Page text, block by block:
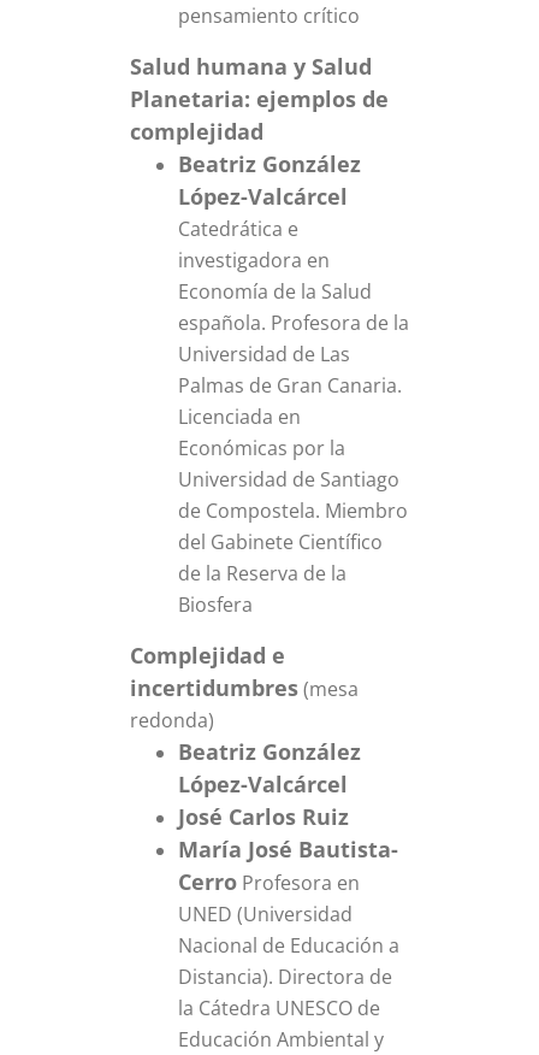
pensamiento crítico
Salud humana y Salud
Planetaria: ejemplos de
complejidad
Beatriz González
López-Valcárcel
Catedrática e
investigadora en
Economía de la Salud
española. Profesora de la
Universidad de Las
Palmas de Gran Canaria.
Licenciada en
Económicas por la
Universidad de Santiago
de Compostela. Miembro
del Gabinete Científico
de la Reserva de la
Biosfera
Complejidad e
incertidumbres(mesa
redonda)
Beatriz González
López-Valcárcel
José Carlos Ruiz
María José Bautista-
CerroProfesora en
UNED (Universidad
Nacional de Educación a
Distancia). Directora de
la Cátedra UNESCO de
Educación Ambiental y